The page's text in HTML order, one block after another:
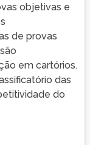
objetivas e
de provas
em cartórios.
das
do